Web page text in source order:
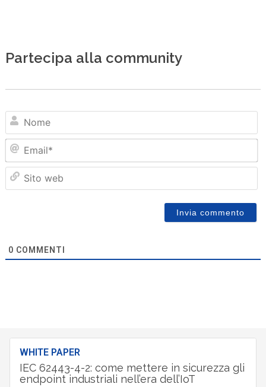
Partecipa alla community
0 COMMENTI
WHITE PAPER
IEC 62443-4-2: come mettere in sicurezza gli
endpoint industriali nell’era dell’IoT